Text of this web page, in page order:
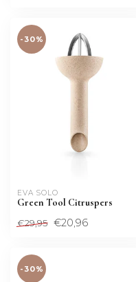
-30%
EVA SOLO
Green Tool Citruspers
€29,95 €20,96
-30%